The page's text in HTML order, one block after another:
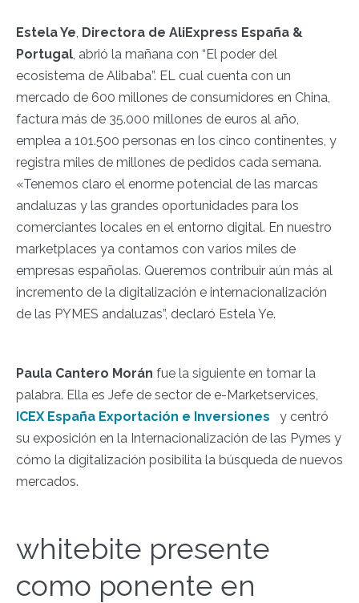
Estela Ye, Directora de AliExpress España &
Portugal, abrió la mañana con “El poder del
ecosistema de Alibaba”. EL cual cuenta con un
mercado de 600 millones de consumidores en China,
factura más de 35.000 millones de euros al año,
emplea a 101.500 personas en los cinco continentes, y
registra miles de millones de pedidos cada semana.
«Tenemos claro el enorme potencial de las marcas
andaluzas y las grandes oportunidades para los
comerciantes locales en el entorno digital. En nuestro
marketplaces ya contamos con varios miles de
empresas españolas. Queremos contribuir aún más al
incremento de la digitalización e internacionalización
de las PYMES andaluzas”, declaró Estela Ye.
Paula Cantero Morán fue la siguiente en tomar la
palabra. Ella es Jefe de sector de e-Marketservices,
ICEX España Exportación e Inversiones
y centró
su exposición en la Internacionalización de las Pymes y
cómo la digitalización posibilita la búsqueda de nuevos
mercados.
whitebite presente
como ponente en